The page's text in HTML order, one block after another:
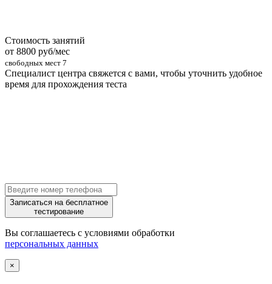
Стоимость занятий
от 8800 руб/мес
свободных мест 7
Специалист центра свяжется с вами, чтобы уточнить удобное
время для прохождения теста
Записаться на бесплатное
тестирование
Вы соглашаетесь с условиями обработки
персональных данных
×